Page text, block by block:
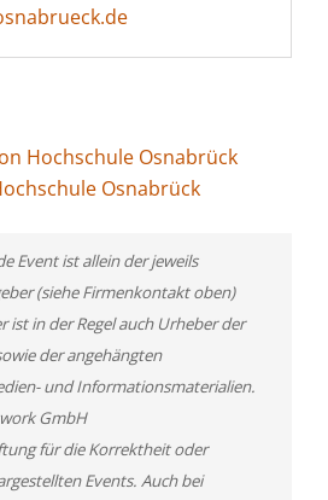
Hochschule Osnabrück
Osnabrück
Event ist allein der jeweils
(siehe Firmenkontakt oben)
ist in der Regel auch Urheber der
der angehängten
und Informationsmaterialien.
GmbH
für die Korrektheit oder
Events. Auch bei